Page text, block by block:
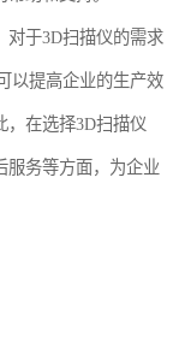
对于3D扫描仪的需求
以提高企业的生产效
，在选择3D扫描仪
服务等方面，为企业